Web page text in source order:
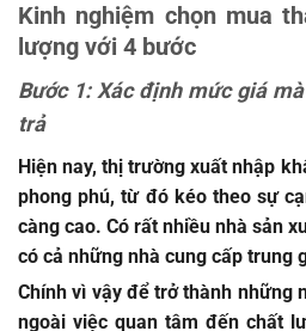
Kinh nghiệm chọn mua
lượng với 4 bước
Bước 1: Xác định mức giá
trả
Hiện nay, thị trường xuất nhập
phong phú, từ đó kéo theo sự
càng cao. Có rất nhiều nhà sản
có cả những nhà cung cấp trung
Chính vì vậy để trở thành những
ngoài việc quan tâm đến chất